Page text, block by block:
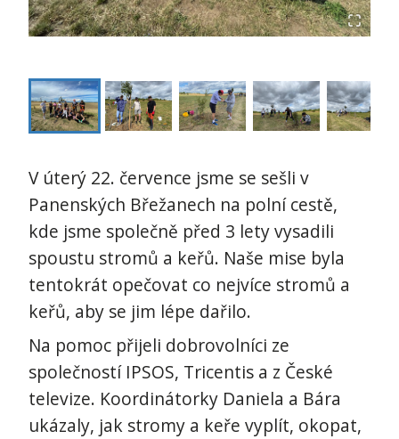
V úterý 22. července jsme se sešli v
Panenských Břežanech na polní cestě,
kde jsme společně před 3 lety vysadili
spoustu stromů a keřů. Naše mise byla
tentokrát opečovat co nejvíce stromů a
keřů, aby se jim lépe dařilo.
Na pomoc přijeli dobrovolníci ze
společností IPSOS, Tricentis a z České
televize. Koordinátorky Daniela a Bára
ukázaly, jak stromy a keře vyplít, okopat,